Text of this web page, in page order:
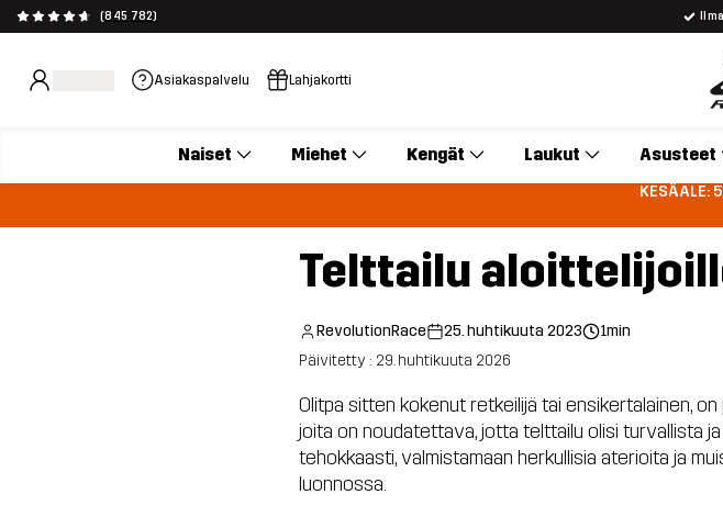
(845 782)
Asiakaspalvelu Lahjakortti
Naiset Miehet Kengät Laukut Asusteet
KESÄALE:
Telttailu
RevolutionRace 25. huhtikuuta 2023
1min
Päivitetty : 29. huhtikuuta 2026
Olitpa sitten kokenut retkeilijä tai ensikertalainen,
joita on noudatettava, jotta telttailu olisi turvallista
tehokkaasti, valmistamaan herkullisia aterioita ja
luonnossa.